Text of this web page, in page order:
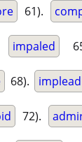
61).
impaled
68). implead
72).